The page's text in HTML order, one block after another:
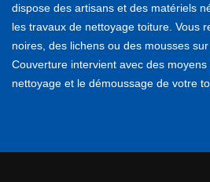
dispose des artisans et des matériels
les travaux de nettoyage toiture. Vous
noires, des lichens ou des mousses
Couverture intervient avec des
nettoyage et le démoussage de votre